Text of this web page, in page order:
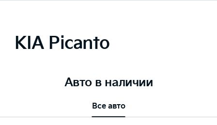
KIA Picanto
Авто в наличии
Все авто